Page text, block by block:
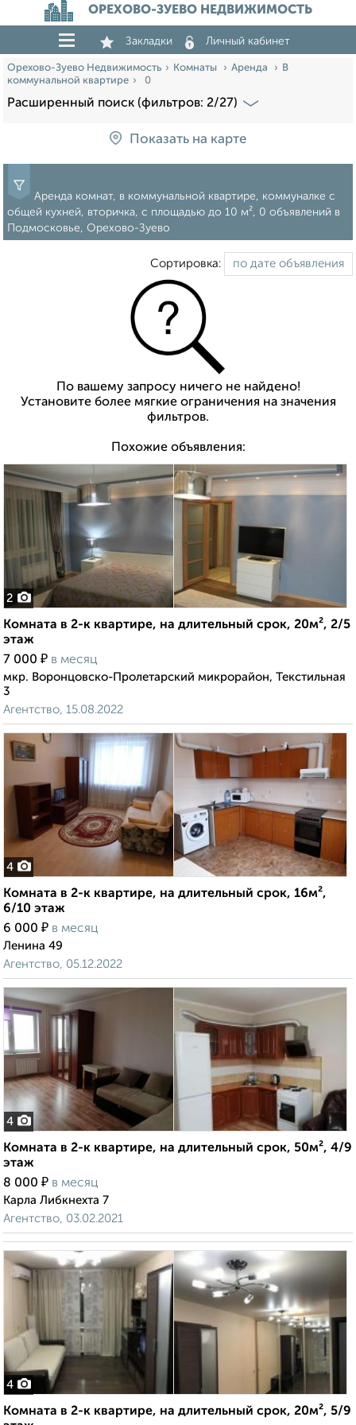
ОРЕХОВО-ЗУЕВО НЕДВИЖИМОСТЬ
Закладки Личный кабинет
Орехово-Зуево Недвижимость Комнаты Аренда
В
коммунальной квартире
0
Расширенный поиск (фильтров: 2/27)
Показать на карте
Аренда комнат, в коммунальной квартире, коммуналке с
общей кухней, вторичка, c площадью до 10 м², 0 объявлений в
Подмосковье, Орехово-Зуево
Сортировка:
По вашему запросу ничего не найдено!
Установите более мягкие ограничения на значения
фильтров.
Похожие объявления:
2
Комната в 2-к квартире, на длительный срок, 20м², 2/5
этаж
7 000 ₽ в месяц
мкр. Воронцовско-Пролетарский микрорайон, Текстильная
3
Агентство, 15.08.2022
4
Комната в 2-к квартире, на длительный срок, 16м²,
6/10 этаж
6 000 ₽ в месяц
Ленина 49
Агентство, 05.12.2022
4
Комната в 2-к квартире, на длительный срок, 50м², 4/9
этаж
8 000 ₽ в месяц
Карла Либкнехта 7
Агентство, 03.02.2021
4
Комната в 2-к квартире, на длительный срок, 20м², 5/9